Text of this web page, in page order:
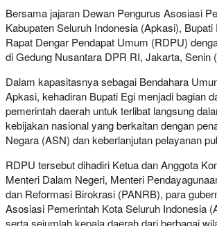
Bersama jajaran Dewan Pengurus Asosiasi
Kabupaten Seluruh Indonesia (Apkasi), Bupati
Rapat Dengar Pendapat Umum (RDPU)
di Gedung Nusantara DPR RI, Jakarta, Senin
Dalam kapasitasnya sebagai Bendahara
Apkasi, kehadiran Bupati Egi menjadi bagian
pemerintah daerah untuk terlibat langsung
kebijakan nasional yang berkaitan dengan
Negara (ASN) dan keberlanjutan pelayanan
RDPU tersebut dihadiri Ketua dan Anggota
Menteri Dalam Negeri, Menteri
dan Reformasi Birokrasi (PANRB), para
Asosiasi Pemerintah Kota Seluruh Indonesia
serta sejumlah kepala daerah dari berbagai